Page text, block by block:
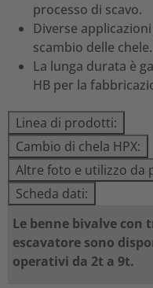
processo di scavo.
Diverse
scambio delle chele.
La lunga durata è
HB per la
Linea di prodotti:
Cambio di chela HPX:
Altre foto e utilizzo da
Scheda dati:
Le benne bivalve con
escavatore sono
operativi da 2t a 9t.